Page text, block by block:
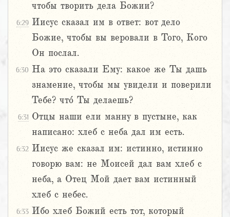
чтобы творить дела Божии?
6:29 Иисус сказал им в ответ: вот дело
Божие, чтобы вы веровали в Того, Кого
Он послал.
6:30 На это сказали Ему: какое же Ты дашь
знамение, чтобы мы увидели и поверили
Тебе? что́ Ты делаешь?
6:31 Отцы наши ели манну в пустыне, как
написано: хлеб с неба дал им есть.
6:32 Иисус же сказал им: истинно, истинно
говорю вам: не Моисей дал вам хлеб с
неба, а Отец Мой дает вам истинный
хлеб с небес.
6:33 Ибо хлеб Божий есть тот, который